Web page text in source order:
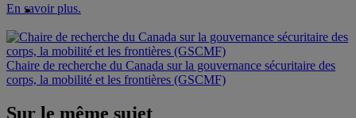
En savoir plus.
Chaire de recherche du Canada sur la gouvernance sécuritaire des
corps, la mobilité et les frontières (GSCMF)
Sur le même sujet